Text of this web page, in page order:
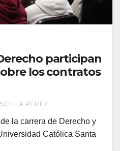
participan
los contratos
PÉREZ
la carrera de Derecho y
Católica Santa